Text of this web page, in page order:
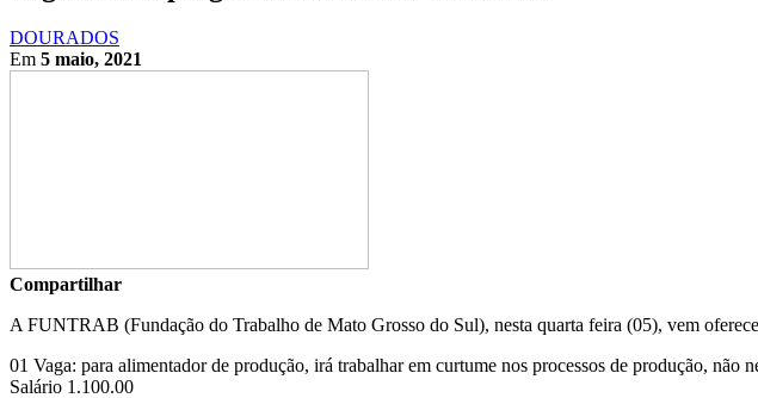
DOURADOS
Em 5 maio, 2021
Compartilhar
A FUNTRAB (Fundação do Trabalho de Mato Grosso do Sul), nesta quarta feira (05), vem
01 Vaga: para alimentador de produção, irá trabalhar em curtume nos processos de produção, não
Salário 1.100.00